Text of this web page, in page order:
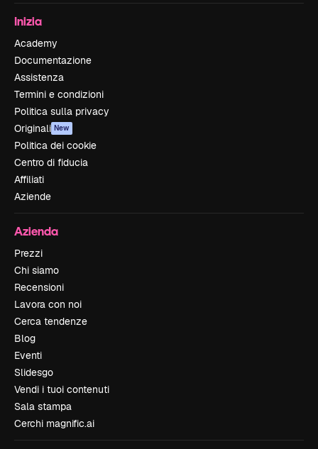
Inizia
Academy
Documentazione
Assistenza
Termini e condizioni
Politica sulla privacy
Originali New
Politica dei cookie
Centro di fiducia
Affiliati
Aziende
Azienda
Prezzi
Chi siamo
Recensioni
Lavora con noi
Cerca tendenze
Blog
Eventi
Slidesgo
Vendi i tuoi contenuti
Sala stampa
Cerchi magnific.ai